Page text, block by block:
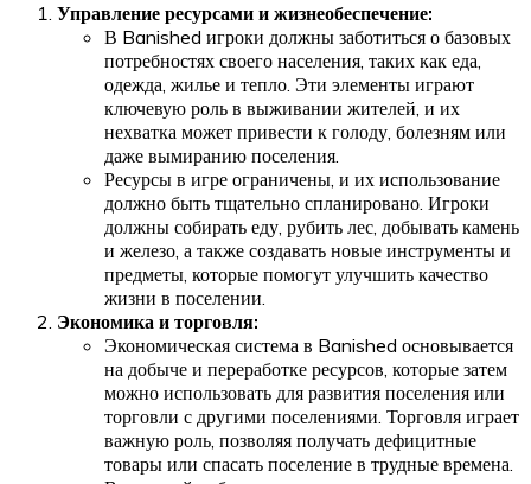
Управление ресурсами и жизнеобеспечение:
В Banished игроки должны заботиться о базовых
потребностях своего населения, таких как еда,
одежда, жилье и тепло. Эти элементы играют
ключевую роль в выживании жителей, и их
нехватка может привести к голоду, болезням или
даже вымиранию поселения.
Ресурсы в игре ограничены, и их использование
должно быть тщательно спланировано. Игроки
должны собирать еду, рубить лес, добывать камень
и железо, а также создавать новые инструменты и
предметы, которые помогут улучшить качество
жизни в поселении.
Экономика и торговля:
Экономическая система в Banished основывается
на добыче и переработке ресурсов, которые затем
можно использовать для развития поселения или
торговли с другими поселениями. Торговля играет
важную роль, позволяя получать дефицитные
товары или спасать поселение в трудные времена.